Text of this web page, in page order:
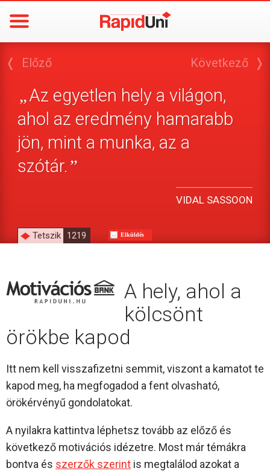
❬ Előző
„Az egyetlen hely a világon,
ahol az eredmény hamarabb
jön, mint a munka, az a
szótár.”
VIDAL SASSOON
Következő ❭
Tetszik 1219 Elküldés
A hely, ahol a
kölcsönt
örökbe kapod
Itt nem kell visszafizetni semmit, viszont a kamatot te
kapod meg, ha megfogadod a fent olvasható,
örökérvényű gondolatokat.
A nyilakra kattintva léphetsz tovább az előző és
következő motivációs idézetre. Most már témákra
bontva és szerzők szerint is megtalálod azokat a